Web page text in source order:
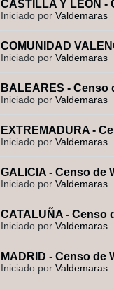
CASTILLA Y LEON -
Iniciado porValdemaras
COMUNIDAD
Iniciado porValdemaras
BALEARES - Censo
Iniciado porValdemaras
EXTREMADURA -
Iniciado porValdemaras
GALICIA - Censo de
Iniciado porValdemaras
CATALUÑA - Censo
Iniciado porValdemaras
MADRID - Censo de
Iniciado porValdemaras